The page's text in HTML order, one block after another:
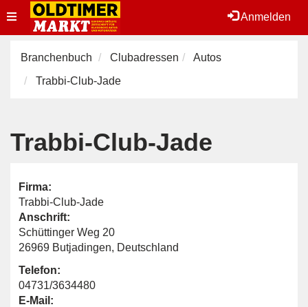
Anmelden
Toggle
navigation
Branchenbuch Clubadressen
Autos
Trabbi-Club-Jade
Trabbi-Club-Jade
Firma:
Trabbi-Club-Jade
Anschrift:
Schüttinger Weg 20
26969 Butjadingen, Deutschland
Telefon:
04731/3634480
E-Mail: